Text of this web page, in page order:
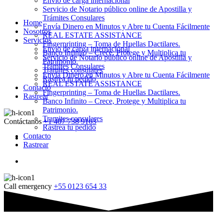
Servicio de Notario público online de Apostilla y
Trámites Consulares
Envía Dinero en Minutos y Abre tu Cuenta Fácilmente
REAL ESTATE ASSISTANCE
Fingerprinting – Toma de Huellas Dactilares.
Banco Infinito – Crece, Protege y Multiplica tu
Patrimonio.
Tramites consulares
Rastrea tu pedido
Contacto
Rastrear
Contáctanos +1 407 738 9163
Home
Nosotros
Servicios
Envio de carga internacional
Servicio de Notario público online de Apostilla y
Trámites Consulares
Envía Dinero en Minutos y Abre tu Cuenta Fácilmente
REAL ESTATE ASSISTANCE
Fingerprinting – Toma de Huellas Dactilares.
Banco Infinito – Crece, Protege y Multiplica tu
Patrimonio.
Tramites consulares
Rastrea tu pedido
Contacto
Rastrear
Call emergency +55 0123 654 33